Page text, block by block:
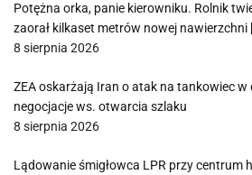
Potężna orka, panie kierowniku. Rolnik
zaorał kilkaset metrów nowej nawierzchni
8 sierpnia 2026
ZEA oskarżają Iran o atak na tankowiec w
negocjacje ws. otwarcia szlaku
8 sierpnia 2026
Lądowanie śmigłowca LPR przy centrum